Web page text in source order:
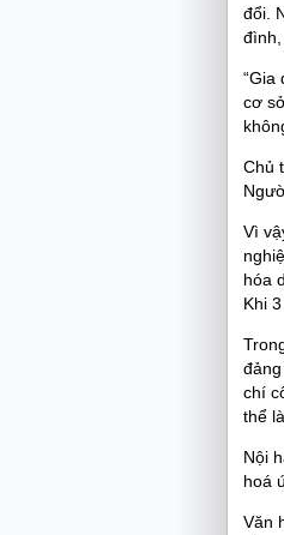
đổi.
đình,
“Gia
cơ
Chủ
Vì
hóa
Khi
chí
thể
Nội
hoá
Văn